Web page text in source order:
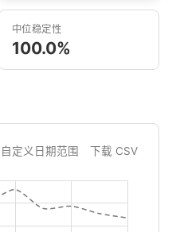
中位稳定性
100.0%
自定义日期范围 下载 CSV